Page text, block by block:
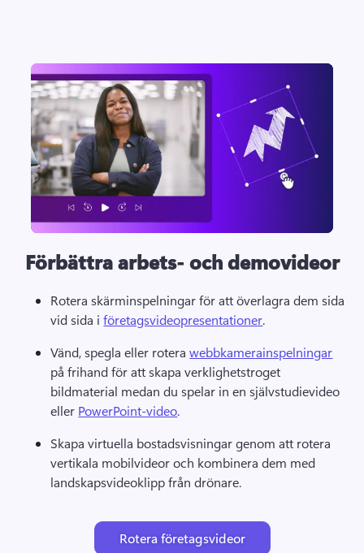
Förbättra arbets- och demovideor
Rotera skärminspelningar för att överlagra dem sida
vid sida i företagsvideopresentationer.
Vänd, spegla eller rotera webbkamerainspelningar
på frihand för att skapa verklighetstroget
bildmaterial medan du spelar in en självstudievideo
eller PowerPoint-video.
Skapa virtuella bostadsvisningar genom att rotera
vertikala mobilvideor och kombinera dem med
landskapsvideoklipp från drönare.
Rotera företagsvideor